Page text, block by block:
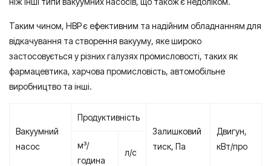
Таким чином, НВР є ефективним та надійним обладнанням для
відкачування та створення вакууму, яке широко
застосовується у різних галузях промисловості, таких як
фармацевтика, харчова промисловість, автомобільне
виробництво та інші.
Вакуумний
насос
Продуктивність
Залишковий
тиск, Па
Двигун,
кВт/про
м³/
година
л/с